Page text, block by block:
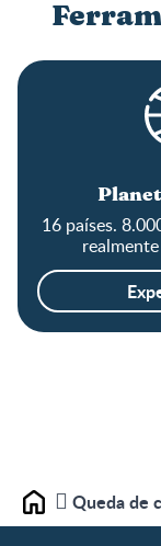
16 países.
Home Queda de